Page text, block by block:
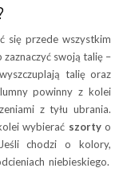
się przede wszystkim
swoją talię –
talię oraz
powinny z kolei
z tyłu ubrania.
wybierać szortyo
chodzi o kolory,
niebieskiego.